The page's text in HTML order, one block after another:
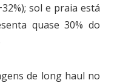
sol e praia está
quase 30% do
de long haul no